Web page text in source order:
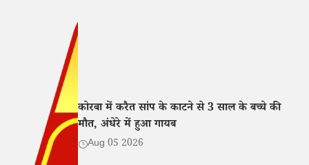
कोरबा में करैत सांप के काटने से 3 साल के बच्चे की
मौत, अंधेरे में हुआ गायब
Aug 05 2026